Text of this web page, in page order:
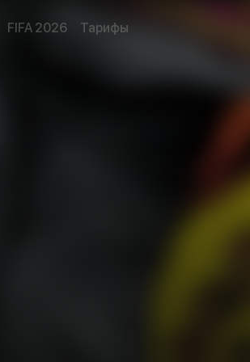
FIFA 2026 Тарифы